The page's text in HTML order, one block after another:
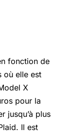
fonction de
où elle est
X
pour la
jusqu’à plus
Il est